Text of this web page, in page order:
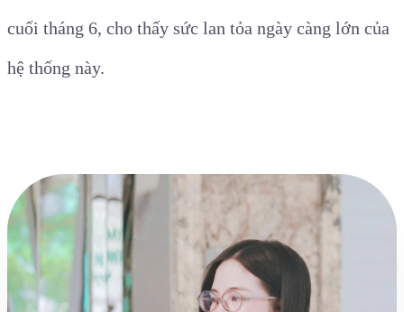
cuối tháng 6, cho thấy sức lan tỏa ngày càng lớn của
hệ thống này.